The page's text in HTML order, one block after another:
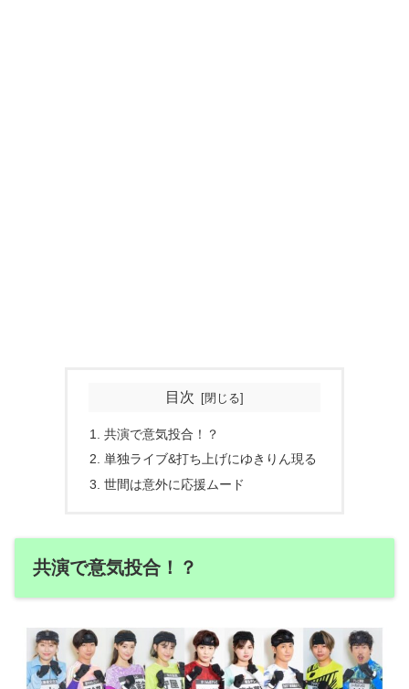
目次
共演で意気投合！？
単独ライブ&打ち上げにゆきりん現る
世間は意外に応援ムード
共演で意気投合！？